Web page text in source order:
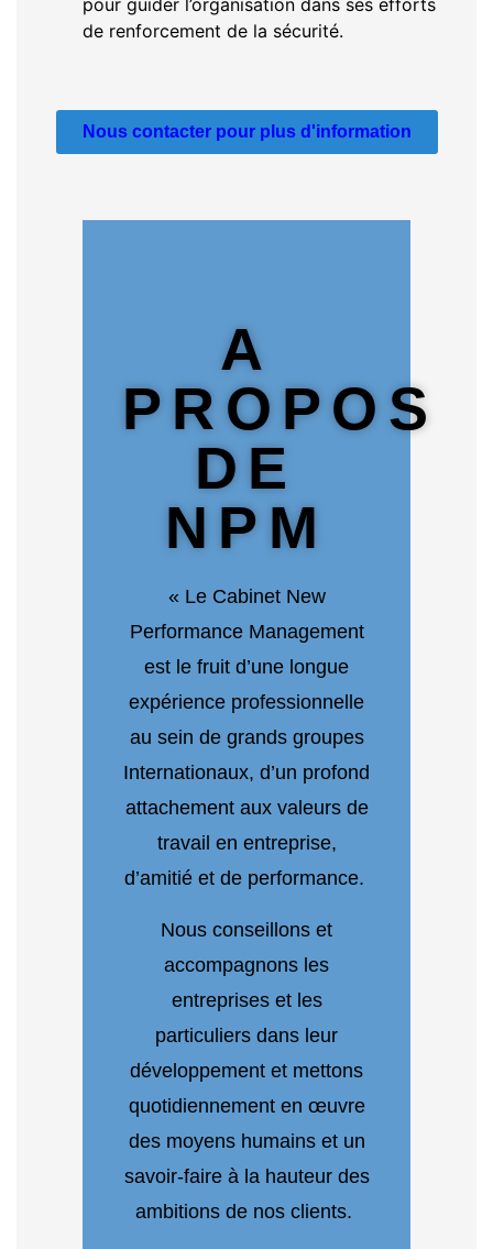
pour guider l’organisation dans ses efforts
de renforcement de la sécurité.
Nous contacter pour plus d'information
A
PROPOS
DE
NPM
« Le Cabinet New
Performance Management
est le fruit d’une longue
expérience professionnelle
au sein de grands groupes
Internationaux, d’un profond
attachement aux valeurs de
travail en entreprise,
d’amitié et de performance.
Nous conseillons et
accompagnons les
entreprises et les
particuliers dans leur
développement et mettons
quotidiennement en œuvre
des moyens humains et un
savoir-faire à la hauteur des
ambitions de nos clients.